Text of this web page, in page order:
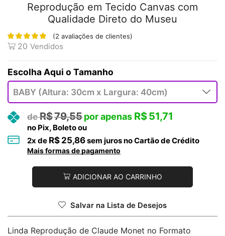
Reprodução em Tecido Canvas com
Qualidade Direto do Museu
(2 avaliações de clientes)
20 Vendidos
Tamanho
R$79,55 R$51,71
no Pix, Boleto ou
2x de R$ 25,86sem juros no Cartão de Crédito
Mais formas de pagamento
ADICIONAR AO CARRINHO
Salvar na Lista de Desejos
Linda Reprodução de Claude Monet no Formato